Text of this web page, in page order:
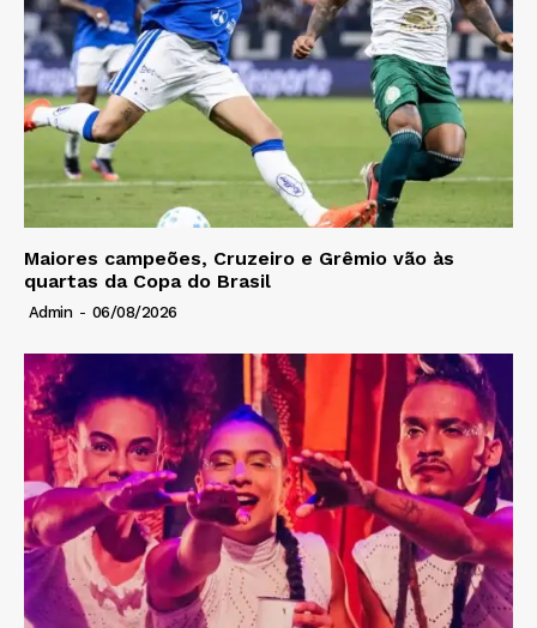
Maiores campeões, Cruzeiro e Grêmio vão às
quartas da Copa do Brasil
Admin - 06/08/2026